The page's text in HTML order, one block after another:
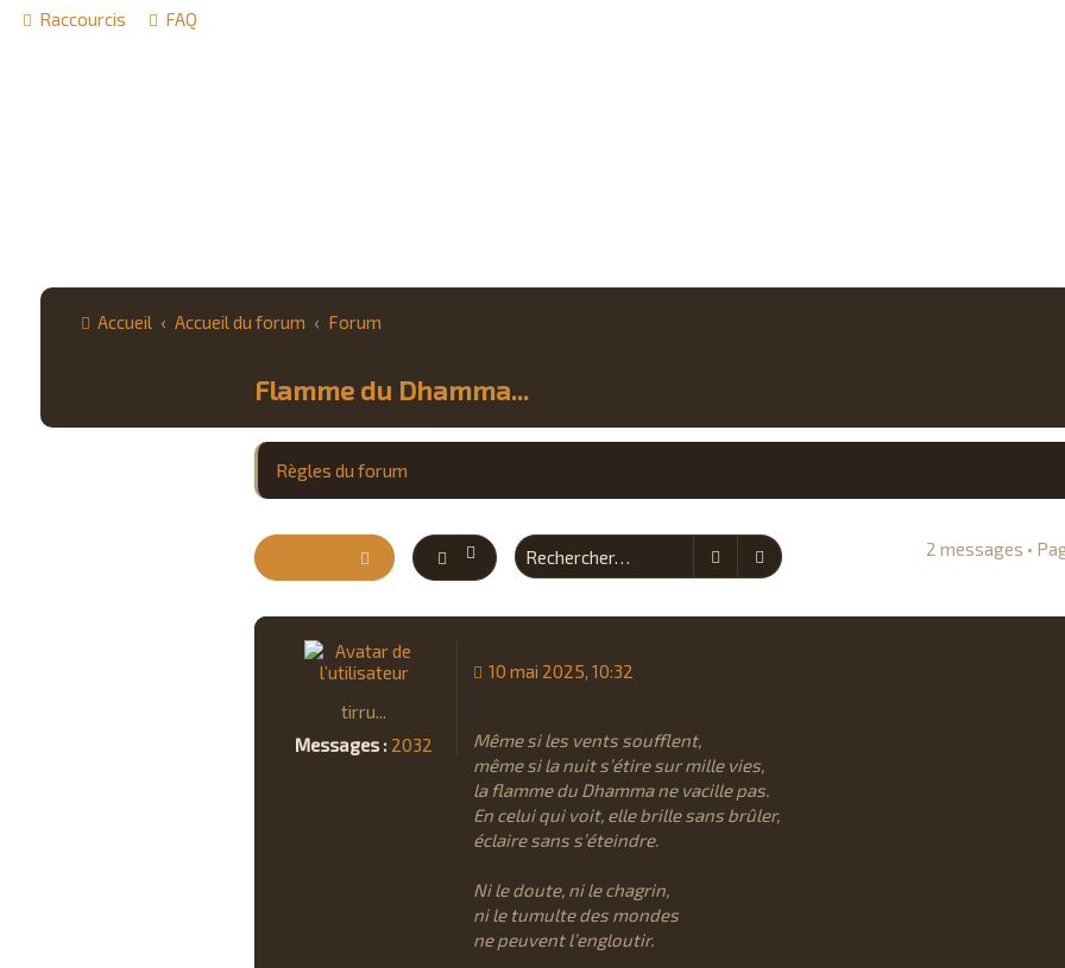
Raccourcis FAQ
Accueil Accueil du forum Forum
Flamme du Dhamma...
Règles du forum
RechercherRecherche avancée 2 messages •
tirru...
Messages : 2032
10 mai 2025, 10:32
Même si les vents soufflent,
même si la nuit s’étire sur mille vies,
la flamme du Dhamma ne vacille pas.
En celui qui voit, elle brille sans brûler,
éclaire sans s’éteindre.
Ni le doute, ni le chagrin,
ni le tumulte des mondes
ne peuvent l’engloutir.